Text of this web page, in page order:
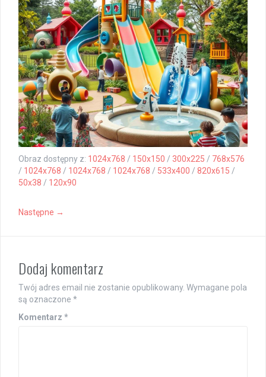
Obraz dostępny z: 1024x768 / 150x150 / 300x225 / 768x576
/ 1024x768 / 1024x768 / 1024x768 / 533x400 / 820x615 /
50x38 / 120x90
Następne →
Dodaj komentarz
Twój adres email nie zostanie opublikowany. Wymagane pola
są oznaczone *
Komentarz *